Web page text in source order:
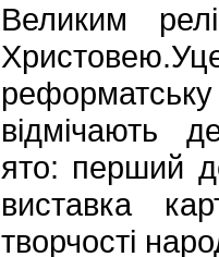
Великим
реформатську
відмічають
ято: перший
виставка
творчості